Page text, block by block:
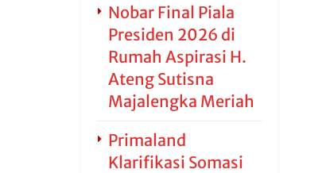
Nobar Final Piala
Presiden 2026 di
Rumah Aspirasi H.
Ateng Sutisna
Majalengka Meriah
Primaland
Klarifikasi Somasi